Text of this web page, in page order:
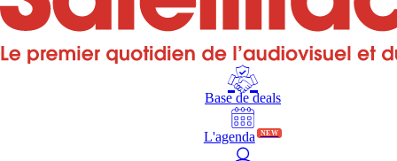
Base de deals
L'agenda NEW